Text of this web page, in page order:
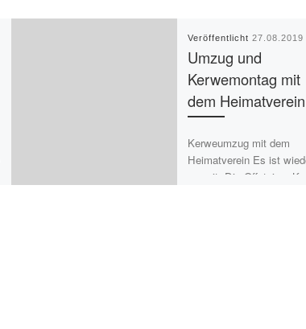
Veröffentlicht 27.08.2019
Umzug und
Kerwemontag mit
dem Heimatverein
Kerweumzug mit dem
Heimatverein Es ist
soweit: Die Offsteiner